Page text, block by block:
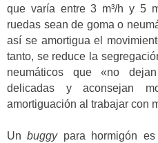
que varía entre 3 m³/h y 5
ruedas sean de goma o
así se amortigua el
tanto, se reduce la
neumáticos que «no
delicadas y aconsejan
amortiguación al trabajar con
Unbuggypara hormigón es